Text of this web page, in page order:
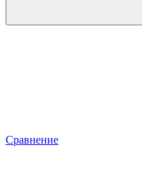
Сравнение